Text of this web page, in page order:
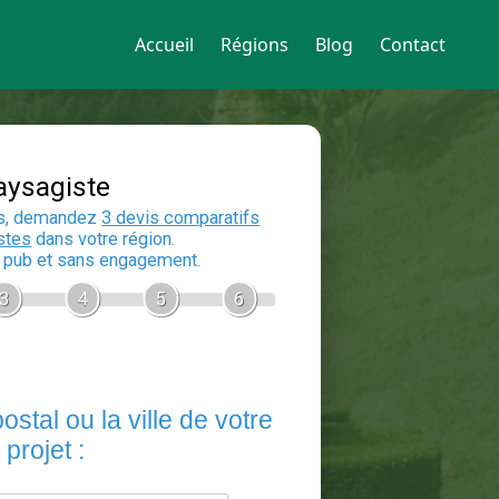
Accueil Régions Blog Contact
Devis Paysagiste
En 5 minutes, demandez
auxpaysagistesdans votre région.
Gratuit, sans pub et sans engagement.